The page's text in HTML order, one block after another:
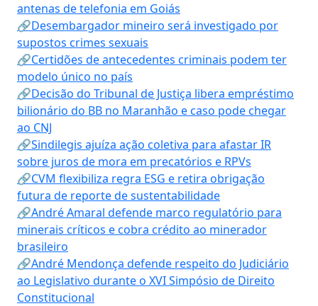
antenas de telefonia em Goiás
🔗Desembargador mineiro será investigado por
supostos crimes sexuais
🔗Certidões de antecedentes criminais podem ter
modelo único no país
🔗Decisão do Tribunal de Justiça libera empréstimo
bilionário do BB no Maranhão e caso pode chegar
ao CNJ
🔗Sindilegis ajuíza ação coletiva para afastar IR
sobre juros de mora em precatórios e RPVs
🔗CVM flexibiliza regra ESG e retira obrigação
futura de reporte de sustentabilidade
🔗André Amaral defende marco regulatório para
minerais críticos e cobra crédito ao minerador
brasileiro
🔗André Mendonça defende respeito do Judiciário
ao Legislativo durante o XVI Simpósio de Direito
Constitucional